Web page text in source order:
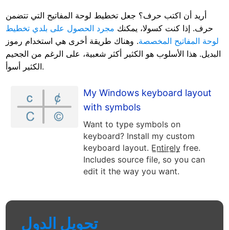
أريد أن اكتب حرف؟ جعل تخطيط لوحة المفاتيح التي تتضمن
حرف. إذا كنت كسولا، يمكنك مجرد الحصول على بلدي تخطيط
لوحة المفاتيح المخصصة. وهناك طريقة أخرى هي استخدام رموز
البديل. هذا الأسلوب هو الكثير أكثر شعبية، على الرغم من الجحيم
الكثير أسوأ.
My Windows keyboard layout
with symbols
Want to type symbols on
keyboard? Install my custom
keyboard layout. E̲n̲t̲i̲r̲e̲l̲y̲ free.
Includes source file, so you can
edit it the way you want.
تحويل الدول